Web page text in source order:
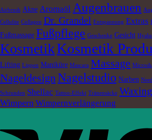
Airbrush Akne Aromaöl Augenbrauen
Cellulite Collagen Dr. Grandel Entspannung Extras
Fußmassage Fußpflege Geschenke Gesicht
KosmetikKosmetik
Lifting Lippen Maniküre Mascara Massage
NageldesignNagelstudio Narben
Schrunden Shellac Tattoo-Effekt Tränensäcke Waxing
Wimpern Wimpernverlängerung